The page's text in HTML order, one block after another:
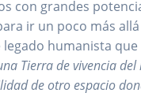
con grandes
ir un poco más
humanista
Tierra de vivencia
de otro espacio